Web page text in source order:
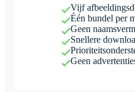
Vijf
Één bundel per
Geen
Snellere
Geen